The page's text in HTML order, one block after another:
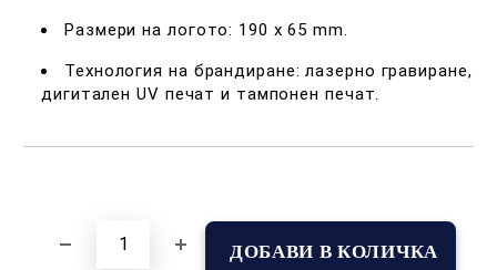
Размери на логото: 190 x 65 mm.
Технология на брандиране: лазерно гравиране,
дигитален UV печат и тампонен печат.